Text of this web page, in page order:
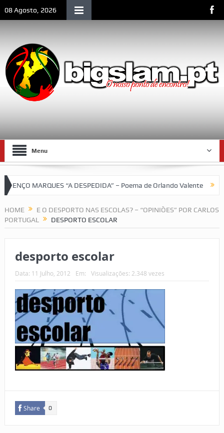
08 Agosto, 2026
Menu
MARQUES “A DESPEDIDA” – Poema de Orlando Valente VII
HOME
E O DESPORTO NAS ESCOLAS? – “OPINIÕES” POR CARLOS
PORTUGAL
DESPORTO ESCOLAR
desporto escolar
Data: 11 Julho, 2012 Em: Visualizações: 2.348 vezes
Share 0